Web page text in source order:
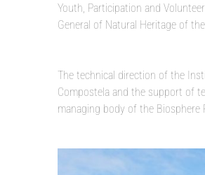
Youth, Participation and
General of Natural Heritage of
The technical direction of the
Compostela and the support of
managing body of the Biosphere